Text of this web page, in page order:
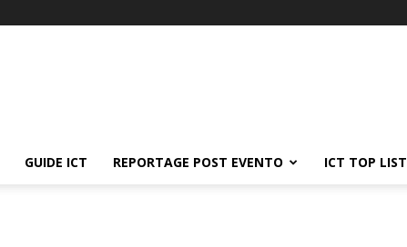
GUIDE ICT REPORTAGE POST EVENTO ICT TOP LIST